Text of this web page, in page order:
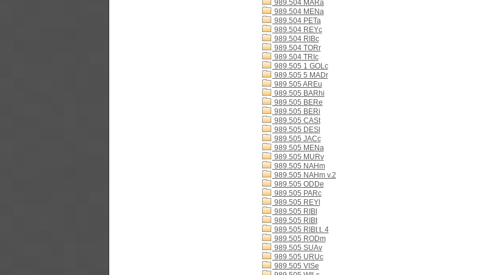
989.504 MARa
989.504 MENa
989.504 PETa
989.504 REYc
989.504 RIBc
989.504 TORr
989.504 TRIc
989.505 1 GOLc
989.505 5 MADr
989.505 AREu
989.505 BARhi
989.505 BERe
989.505 BERi
989.505 CASt
989.505 DESl
989.505 JACc
989.505 MENa
989.505 MURv
989.505 NAHm
989.505 NAHm v.2
989.505 ODDe
989.505 PARc
989.505 REYl
989.505 RIBl
989.505 RIBt
989.505 RIBt t. 4
989.505 RODm
989.505 SUAv
989.505 URUc
989.505 VISe